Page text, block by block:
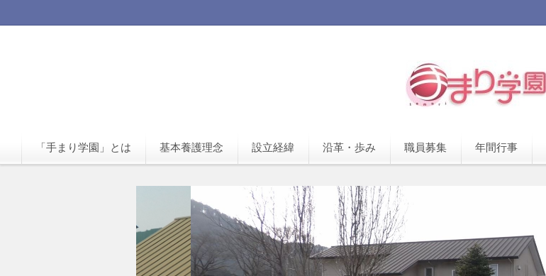
「手まり学園」とは 基本養護理念 設立経緯 沿革・歩み 職員募集 年間行事